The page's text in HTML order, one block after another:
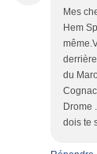
Mes
Hem
du
Drome
dois te